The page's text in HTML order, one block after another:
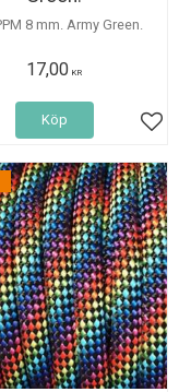
8 mm. Army Green.
17,00 KR
Köp